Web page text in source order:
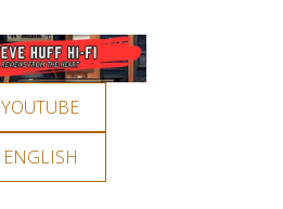
YOUTUBE
ENGLISH